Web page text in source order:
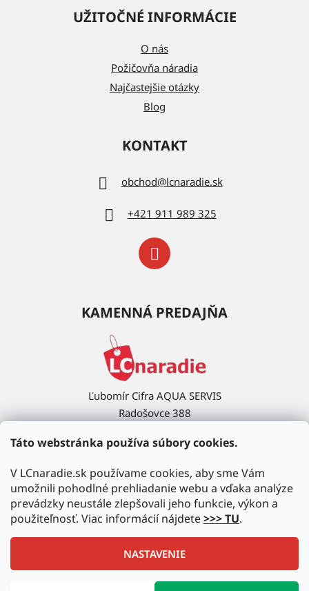
Táto webstránka používa súbory cookies.
V LCnaradie.sk používame cookies, aby sme Vám
umožnili pohodlné prehliadanie webu a vďaka analýze
prevádzky neustále zlepšovali jeho funkcie, výkon a
použiteľnosť. Viac informácií nájdete>>> TU.
NASTAVENIE
UŽITOČNÉ INFORMÁCIE
O nás
Požičovňa náradia
Najčastejšie otázky
Blog
KONTAKT
obchod@lcnaradie.sk
+421 911 989 325
KAMENNÁ PREDAJŇA
Ľubomír Cifra AQUA SERVIS
Radošovce 388